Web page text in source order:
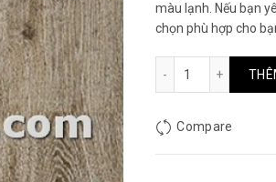
màu lạnh. Nếu bạn
chọn phù hợp cho
Sàn gỗ
Compare